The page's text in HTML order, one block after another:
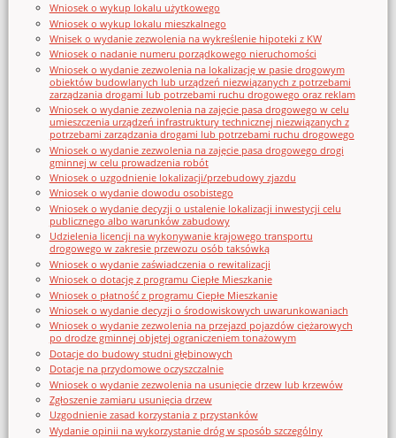
Wniosek o wykup lokalu użytkowego
Wniosek o wykup lokalu mieszkalnego
Wnisek o wydanie zezwolenia na wykreślenie hipoteki z KW
Wniosek o nadanie numeru porządkowego nieruchomości
Wniosek o wydanie zezwolenia na lokalizację w pasie drogowym
obiektów budowlanych lub urządzeń niezwiązanych z potrzebami
zarządzania drogami lub potrzebami ruchu drogowego oraz reklam
Wniosek o wydanie zezwolenia na zajęcie pasa drogowego w celu
umieszczenia urządzeń infrastruktury technicznej niezwiązanych z
potrzebami zarządzania drogami lub potrzebami ruchu drogowego
Wniosek o wydanie zezwolenia na zajęcie pasa drogowego drogi
gminnej w celu prowadzenia robót
Wniosek o uzgodnienie lokalizacji/przebudowy zjazdu
Wniosek o wydanie dowodu osobistego
Wniosek o wydanie decyzji o ustalenie lokalizacji inwestycji celu
publicznego albo warunków zabudowy
Udzielenia licencji na wykonywanie krajowego transportu
drogowego w zakresie przewozu osób taksówką
Wniosek o wydanie zaświadczenia o rewitalizacji
Wniosek o dotację z programu Ciepłe Mieszkanie
Wniosek o płatność z programu Ciepłe Mieszkanie
Wniosek o wydanie decyzji o środowiskowych uwarunkowaniach
Wniosek o wydanie zezwolenia na przejazd pojazdów ciężarowych
po drodze gminnej objętej ograniczeniem tonażowym
Dotacje do budowy studni głębinowych
Dotacje na przydomowe oczyszczalnie
Wniosek o wydanie zezwolenia na usunięcie drzew lub krzewów
Zgłoszenie zamiaru usunięcia drzew
Uzgodnienie zasad korzystania z przystanków
Wydanie opinii na wykorzystanie dróg w sposób szczególny